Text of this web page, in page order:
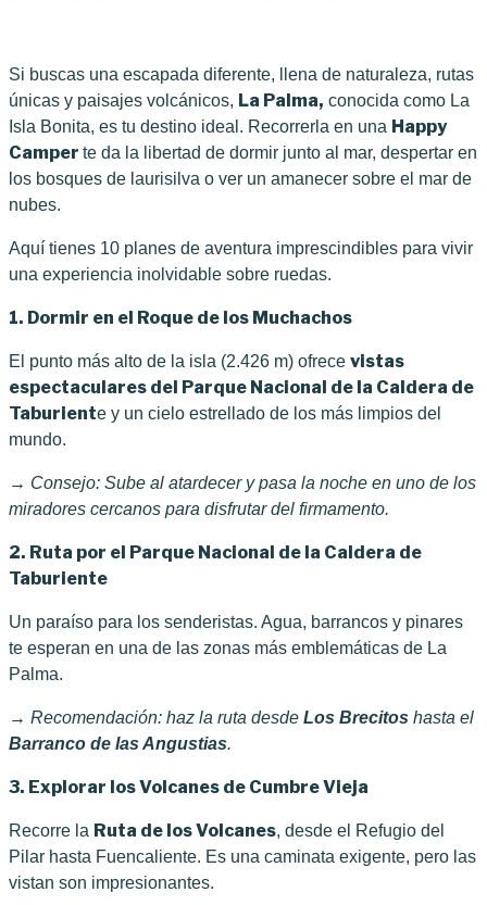
Si buscas una escapada diferente, llena de naturaleza, rutas
únicas y paisajes volcánicos, La Palma, conocida como La
Isla Bonita, es tu destino ideal. Recorrerla en una Happy
Camper te da la libertad de dormir junto al mar, despertar en
los bosques de laurisilva o ver un amanecer sobre el mar de
nubes.
Aquí tienes 10 planes de aventura imprescindibles para vivir
una experiencia inolvidable sobre ruedas.
1. Dormir en el Roque de los Muchachos
El punto más alto de la isla (2.426 m) ofrece vistas
espectaculares del Parque Nacional de la Caldera de
Taburiente y un cielo estrellado de los más limpios del
mundo.
→ Consejo: Sube al atardecer y pasa la noche en uno de los
miradores cercanos para disfrutar del firmamento.
2. Ruta por el Parque Nacional de la Caldera de
Taburiente
Un paraíso para los senderistas. Agua, barrancos y pinares
te esperan en una de las zonas más emblemáticas de La
Palma.
→ Recomendación: haz la ruta desde Los Brecitos hasta el
Barranco de las Angustias.
3. Explorar los Volcanes de Cumbre Vieja
Recorre la Ruta de los Volcanes, desde el Refugio del
Pilar hasta Fuencaliente. Es una caminata exigente, pero las
vistan son impresionantes.